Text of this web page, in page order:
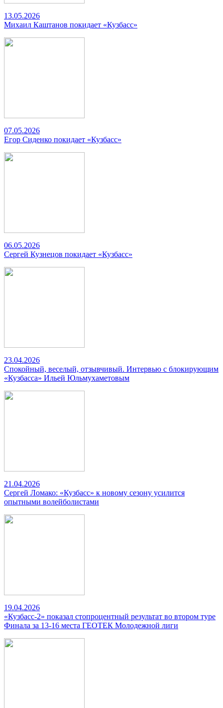
13.05.2026
Михаил Каштанов покидает «Кузбасс»
07.05.2026
Егор Сиденко покидает «Кузбасс»
06.05.2026
Сергей Кузнецов покидает «Кузбасс»
23.04.2026
Спокойный, веселый, отзывчивый. Интервью с блокирующим
«Кузбасса» Ильей Юльмухаметовым
21.04.2026
Сергей Ломако: «Кузбасс» к новому сезону усилится
опытными волейболистами
19.04.2026
«Кузбасс-2» показал стопроцентный результат во втором туре
Финала за 13-16 места ГЕОТЕК Молодежной лиги